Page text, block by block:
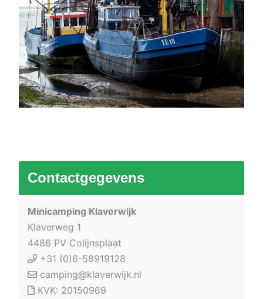
Contactgegevens
Minicamping Klaverwijk
Klaverweg 1
4486 PV Colijnsplaat
+31 (0)6-58919128
camping@klaverwijk.nl
KVK: 20150969